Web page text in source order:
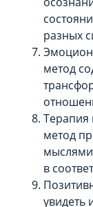
разных
метод
Терапия
метод
в
увидеть